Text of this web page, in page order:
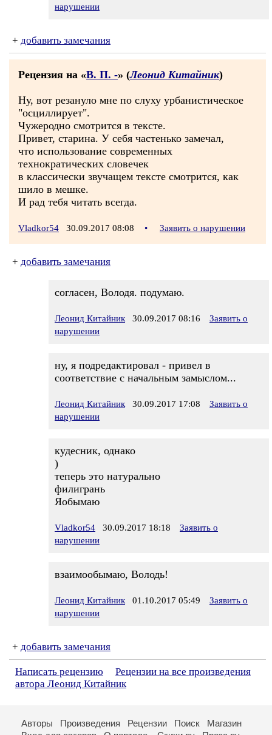
нарушении
+ добавить замечания
Рецензия на «В. П. -» (Леонид Китайник)
Ну, вот резануло мне по слуху урбанистическое
"осциллирует".
Чужеродно смотрится в тексте.
Привет, старина. У себя частенько замечал,
что использование современных
технократических словечек
в классически звучащем тексте смотрится, как
шило в мешке.
И рад тебя читать всегда.
Vladkor54 30.09.2017 08:08 • Заявить о нарушении
+ добавить замечания
согласен, Володя. подумаю.
Леонид Китайник 30.09.2017 08:16
Заявить о
нарушении
ну, я подредактировал - привел в
соответствие с начальным замыслом...
Леонид Китайник 30.09.2017 17:08
Заявить о
нарушении
кудесник, однако
)
теперь это натурально
филигрань
Яобымаю
Vladkor54 30.09.2017 18:18
Заявить о
нарушении
взаимообымаю, Володь!
Леонид Китайник 01.10.2017 05:49
Заявить о
нарушении
+ добавить замечания
Написать рецензию
Рецензии на все произведения
автора Леонид Китайник
Авторы Произведения Рецензии Поиск
Магазин